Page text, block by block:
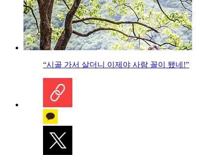
“시골 가서 살더니 이제야 사람 꼴이 됐네!”